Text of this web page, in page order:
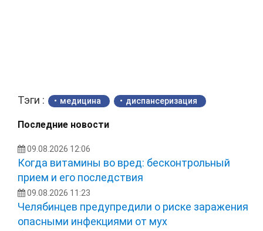
Тэги : медицина диспансеризация
Последние новости
09.08.2026 12:06
Когда витамины во вред: бесконтрольный
прием и его последствия
09.08.2026 11:23
Челябинцев предупредили о риске заражения
опасными инфекциями от мух